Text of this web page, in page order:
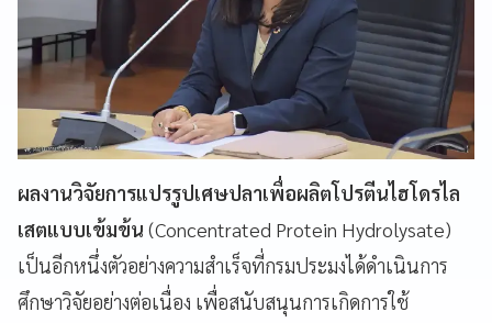
ผลงานวิจัยการแปรรูปเศษปลาเพื่อผลิตโปรตีนไฮโดรไล
เสตแบบเข้มข้น (Concentrated Protein Hydrolysate)
เป็นอีกหนึ่งตัวอย่างความสำเร็จที่กรมประมงได้ดำเนินการ
ศึกษาวิจัยอย่างต่อเนื่อง เพื่อสนับสนุนการเกิดการใช้